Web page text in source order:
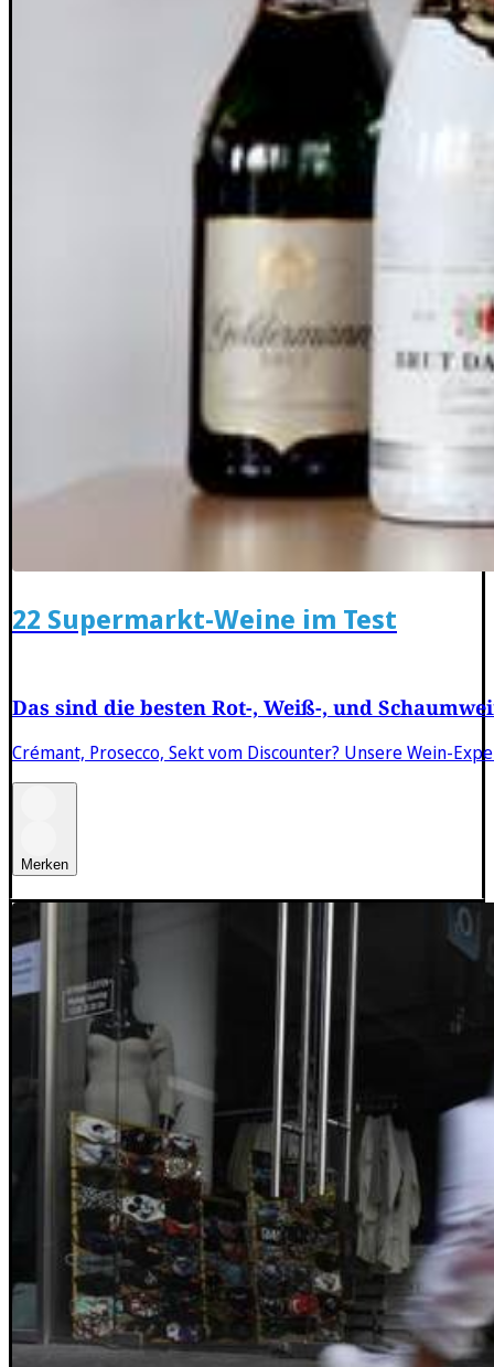
22 Supermarkt-Weine im Test
Das sind die besten Rot-, Weiß-, und
Crémant, Prosecco, Sekt vom Discounter? Unsere Wein-
Merken